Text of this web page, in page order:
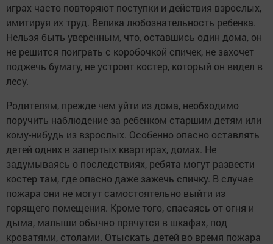
играх часто повторяют поступки и действия взрослых,
имитируя их труд. Велика любознательность ребенка.
Нельзя быть уверенным, что, оставшись один дома, он
не решится поиграть с коробочкой спичек, не захочет
поджечь бумагу, не устроит костер, который он видел в
лесу.
Родителям, прежде чем уйти из дома, необходимо
поручить наблюдение за ребенком старшим детям или
кому-нибудь из взрослых. Особенно опасно оставлять
детей одних в запертых квартирах, домах. Не
задумываясь о последствиях, ребята могут развести
костер там, где опасно даже зажечь спичку. В случае
пожара они не могут самостоятельно выйти из
горящего помещения. Кроме того, спасаясь от огня и
дыма, малыши обычно прячутся в шкафах, под
кроватями, столами. Отыс­кать детей во время пожара